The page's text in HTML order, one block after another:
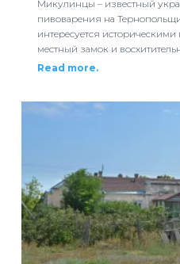
Микулинцы – известный
пивоварения на
интересуется
местный замок и
Read more.